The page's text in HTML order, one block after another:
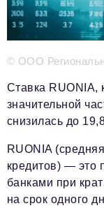
Отдел
partner@business-
© ООО
Ставка RUONIA,
значительной
снизилась до
RUONIA
кредитов) — это
банками при
на срок одного